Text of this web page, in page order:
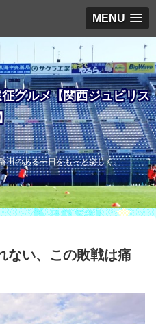
MENU
グルメ【関西ジュビリス
田のある一日をもっと楽しく。
ない、この敗戦は痛